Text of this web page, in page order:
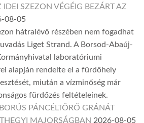
IDEI SZEZON VÉGÉIG BEZÁRT AZ
08-05
hátralévő részében nem fogadhat
Liget Strand. A Borsod-Abaúj-
laboratóriumi
alapján rendelte el a fürdőhely
miután a vízminőség már
fürdőzés feltételeinek.
PÁNCÉLTÖRŐ GRÁNÁT
MAJORSÁGBAN 2026-08-05